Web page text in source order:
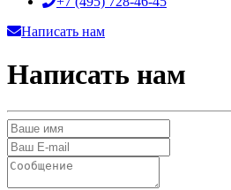
Написать нам
Написать нам